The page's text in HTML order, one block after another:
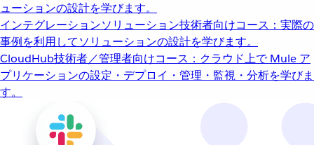
ューションの設計を学びます。
インテグレーションソリューション技術者向けコース：実際の
事例を利用してソリューションの設計を学びます。
CloudHub技術者／管理者向けコース：クラウド上で Mule ア
プリケーションの設定・デプロイ・管理・監視・分析を学びま
す。